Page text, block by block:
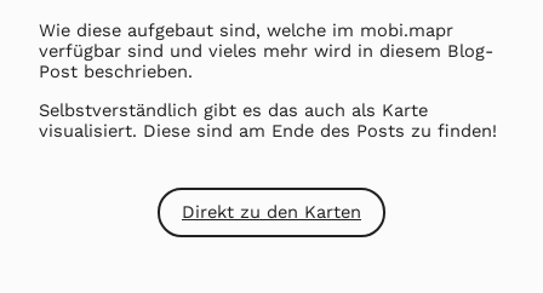
Wie diese aufgebaut sind, welche im mobi.mapr
verfügbar sind und vieles mehr wird in diesem Blog-
Post beschrieben.
Selbstverständlich gibt es das auch als Karte
visualisiert. Diese sind am Ende des Posts zu finden!
Direkt zu den Karten